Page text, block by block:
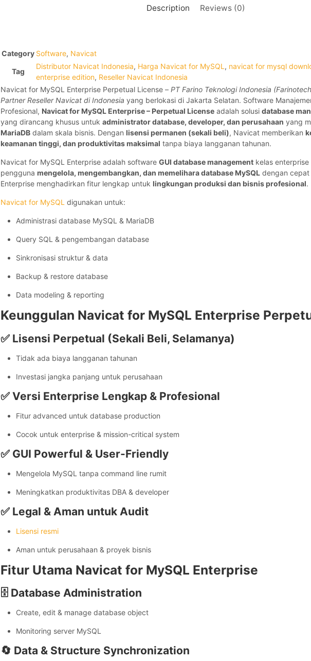
Description Reviews (0)
Category Software, Navicat
Tag
Distributor Navicat Indonesia, Harga Navicat for MySQL , navicat for mysql
enterprise edition, Reseller Navicat Indonesia
Navicat for MySQL Enterprise Perpetual License – PT Farino Teknologi Indonesia
Partner Reseller Navicat di Indonesia yang berlokasi di Jakarta Selatan. Software
Profesional, Navicat for MySQL Enterprise – Perpetual License adalah solusi database
yang dirancang khusus untuk administrator database, developer, dan perusahaan yang
MariaDB dalam skala bisnis. Dengan lisensi permanen (sekali beli), Navicat memberikan
keamanan tinggi, dan produktivitas maksimal tanpa biaya langganan tahunan.
Navicat for MySQL Enterprise adalah software GUI database management kelas
pengguna mengelola, mengembangkan, dan memelihara database MySQL dengan cepat
Enterprise menghadirkan fitur lengkap untuk lingkungan produksi dan bisnis profesional.
Navicat for MySQL digunakan untuk:
Administrasi database MySQL & MariaDB
Query SQL & pengembangan database
Sinkronisasi struktur & data
Backup & restore database
Data modeling & reporting
Keunggulan Navicat for MySQL Enterprise
✅ Lisensi Perpetual (Sekali Beli, Selamanya)
Tidak ada biaya langganan tahunan
Investasi jangka panjang untuk perusahaan
✅ Versi Enterprise Lengkap & Profesional
Fitur advanced untuk database production
Cocok untuk enterprise & mission-critical system
✅ GUI Powerful & User-Friendly
Mengelola MySQL tanpa command line rumit
Meningkatkan produktivitas DBA & developer
✅ Legal & Aman untuk Audit
Lisensi resmi
Aman untuk perusahaan & proyek bisnis
Fitur Utama Navicat for MySQL Enterprise
🗄️ Database Administration
Create, edit & manage database object
Monitoring server MySQL
🔄 Data & Structure Synchronization